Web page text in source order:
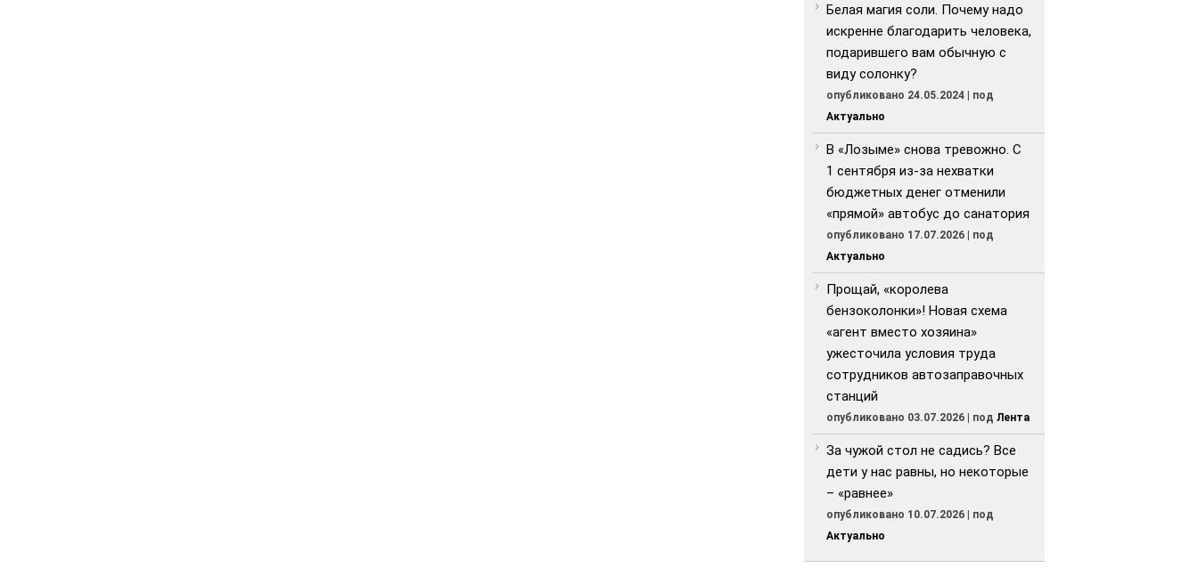
Белая магия соли. Почему надо
искренне благодарить человека,
подарившего вам обычную с
виду солонку?
опубликовано 24.05.2024 | под
Актуально
В «Лозыме» снова тревожно. С
1 сентября из-за нехватки
бюджетных денег отменили
«прямой» автобус до санатория
опубликовано 17.07.2026 | под
Актуально
Прощай, «королева
бензоколонки»! Новая схема
«агент вместо хозяина»
ужесточила условия труда
сотрудников автозаправочных
станций
опубликовано 03.07.2026 | под Лента
За чужой стол не садись? Все
дети у нас равны, но некоторые
– «равнее»
опубликовано 10.07.2026 | под
Актуально